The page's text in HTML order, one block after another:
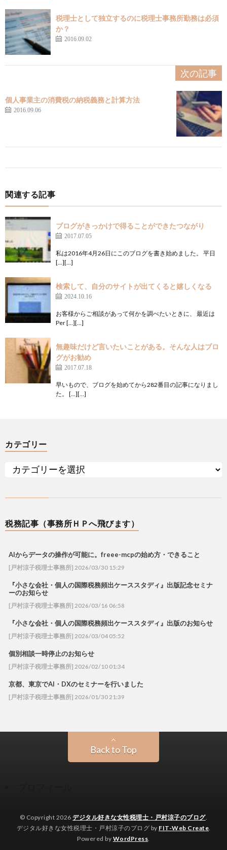
税理士として独立するのに税理士事務所勤務は必須
か？
2016.09.02
次の記事
個人事業主の消費税の納税義務と計算方法
2016.09.06
関連する記事
ブログがきっかけで得ることができたつながり
2017.07.05
私は2016年4月26日にこのブログを書き始めました。 平日
[…][…]
検索して、自分のサイトが出てくると嬉しくなる
2024.10.16
お客様からご相談があって何かを調べたいときに、 最近は
Per […][…]
無趣味だけど言いたいことがある。そんな人はブロ
グがお勧め
2017.07.18
早いもので、ブログを始めてから282番目の記事になりまし
た。 […][…]
カテゴリー
税務記事（事務所ＨＰへ飛びます）
AIからデータの操作が可能に。freee-mcpの始め方・できること
[戸村涼子税理士事務所] 2026/03/30 15:29
『小さな会社・個人の国際税務頻出ケーススタディ』出版記念セミナ
ーのお知らせ
[戸村涼子税理士事務所] 2026/03/16 06:58
『小さな会社・個人の国際税務頻出ケーススタディ』出版のお知らせ
[戸村涼子税理士事務所] 2026/03/04 05:52
個別相談一時停止のお知らせ
[戸村涼子税理士事務所] 2026/02/10 01:34
京都、東京でAI・DXのセミナーを行いました
[戸村涼子税理士事務所] 2026/01/30 21:39
Back to Top
© Copyright 2026デジタル好きな女性税理士・戸村涼子のブログ.
デジタル好きな女性税理士・戸村涼子のブログ by FIT-Web Create.
Powered by WordPress.